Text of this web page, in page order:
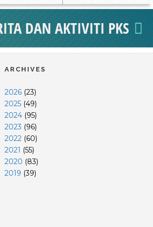
DAN AKTIVITI PKS
ARCHIVES
2026 (23)
2025 (49)
2024 (95)
2023 (96)
2022 (60)
2021 (55)
2020 (83)
2019 (39)